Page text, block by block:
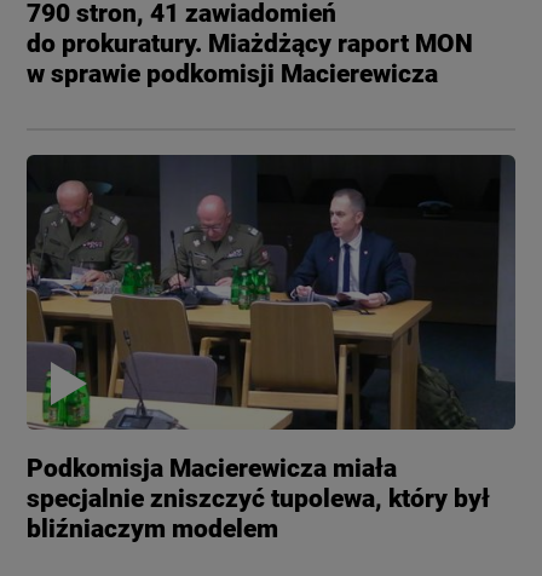
790 stron, 41 zawiadomień
do prokuratury. Miażdżący raport MON
w sprawie podkomisji Macierewicza
Podkomisja Macierewicza miała
specjalnie zniszczyć tupolewa, który był
bliźniaczym modelem